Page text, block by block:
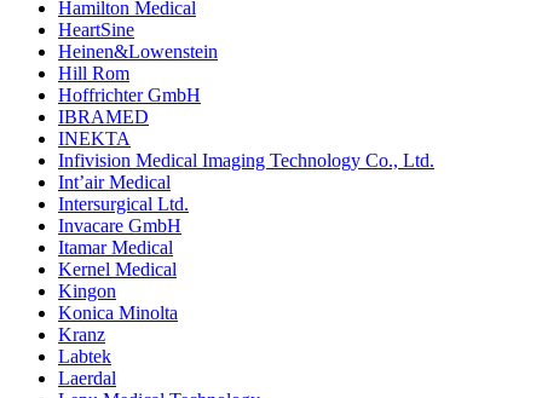
Hamilton Medical
HeartSine
Heinen&Lowenstein
Hill Rom
Hoffrichter GmbH
IBRAMED
INEKTA
Infivision Medical Imaging Technology Co., Ltd.
Int’air Medical
Intersurgical Ltd.
Invacare GmbH
Itamar Medical
Kernel Medical
Kingon
Konica Minolta
Kranz
Labtek
Laerdal